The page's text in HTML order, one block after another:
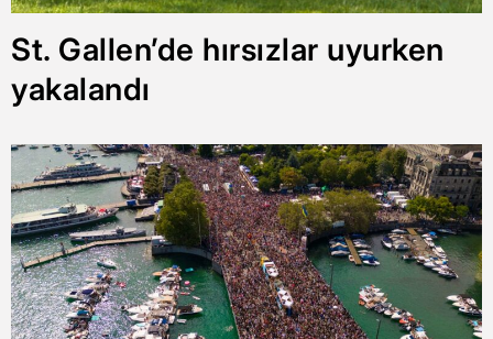
St. Gallen’de hırsızlar uyurken
yakalandı